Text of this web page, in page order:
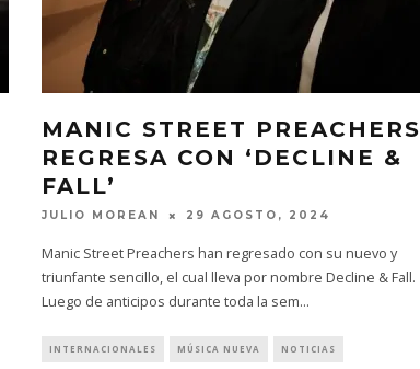
MANIC STREET PREACHERS
REGRESA CON ‘DECLINE &
FALL’
JULIO MOREAN 29 AGOSTO, 2024
Manic Street Preachers han regresado con su nuevo y
triunfante sencillo, el cual lleva por nombre Decline & Fall.
Luego de anticipos durante toda la sem...
INTERNACIONALES MÚSICA NUEVA NOTICIAS